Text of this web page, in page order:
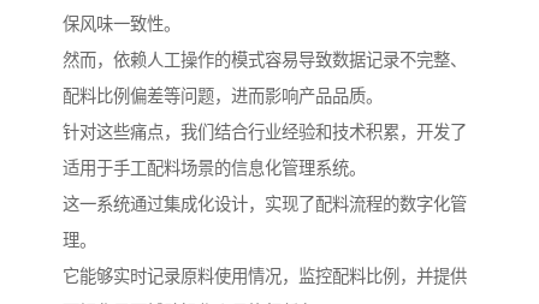
保风味一致性。
然而，依赖人工操作的模式容易导致数据记录不完整、
配料比例偏差等问题，进而影响产品品质。
针对这些痛点，我们结合行业经验和技术积累，开发了
适用于手工配料场景的信息化管理系统。
这一系统通过集成化设计，实现了配料流程的数字化管
理。
它能够实时记录原料使用情况，监控配料比例，并提供